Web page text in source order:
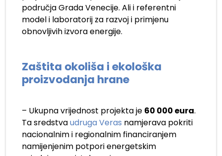
područja Grada Venecije. Ali i referentni
model i laboratorij za razvoj i primjenu
obnovljivih izvora energije.
Zaštita okoliša i ekološka
proizvodanja hrane
– Ukupna vrijednost projekta je 60 000 eura.
Ta sredstvaudruga Veras namjerava pokriti
nacionalnim i regionalnim financiranjem
namijenjenim potpori energetskim